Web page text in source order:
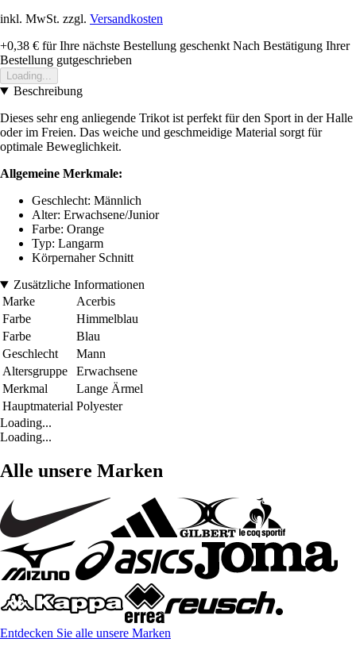
inkl. MwSt. zzgl. Versandkosten
+0,38 € für Ihre nächste Bestellung geschenkt Nach Bestätigung Ihrer
Bestellung gutgeschrieben
Loading...
Beschreibung
Dieses sehr eng anliegende Trikot ist perfekt für den Sport in der Halle
oder im Freien. Das weiche und geschmeidige Material sorgt für
optimale Beweglichkeit.
Allgemeine Merkmale:
Geschlecht: Männlich
Alter: Erwachsene/Junior
Farbe: Orange
Typ: Langarm
Körpernaher Schnitt
Zusätzliche Informationen
Marke
Acerbis
Farbe
Himmelblau
Farbe
Blau
Geschlecht
Mann
Altersgruppe
Erwachsene
Merkmal
Lange Ärmel
Hauptmaterial Polyester
Loading...
Loading...
Alle unsere Marken
Entdecken Sie alle unsere Marken